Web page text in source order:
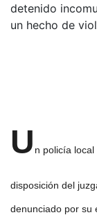
detenido
un hecho de
U n policía
disposición del
denunciado por su